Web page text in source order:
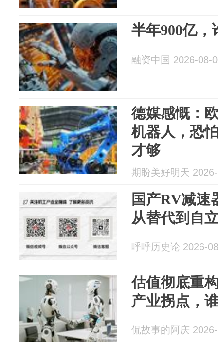
半年900亿，
融资中国 2026-08-
德媒感慨：
机器人，恐
才够
期盼美好明天
国产RV减速
从替代到自
呼呼历史论 2026-
估值彻底重
产业拐点，
侃故事的阿庆